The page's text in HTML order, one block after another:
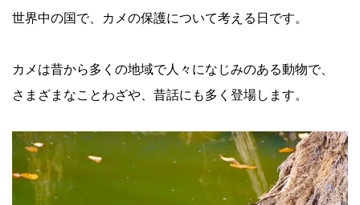
世界中の国で、カメの保護について考える日です。
カメは昔から多くの地域で人々になじみのある動物で、
さまざまなことわざや、昔話にも多く登場します。